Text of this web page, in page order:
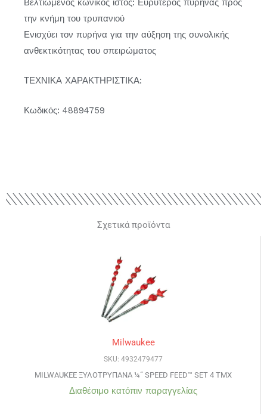
Βελτιωμένος κωνικός ιστός: Ευρύτερος πυρήνας προς
την κνήμη του τρυπανιού
Ενισχύει τον πυρήνα για την αύξηση της συνολικής
ανθεκτικότητας του σπειρώματος
ΤΕΧΝΙΚΑ ΧΑΡΑΚΤΗΡΙΣΤΙΚΑ:
Κωδικός: 48894759
Σχετικά προϊόντα
Milwaukee
SKU: 4932479477
MILWAUKEE ΞΥΛΟΤΡΥΠΑΝΑ ¼˝ SPEED FEED™ SET 4 ΤΜΧ
Διαθέσιμο κατόπιν παραγγελίας